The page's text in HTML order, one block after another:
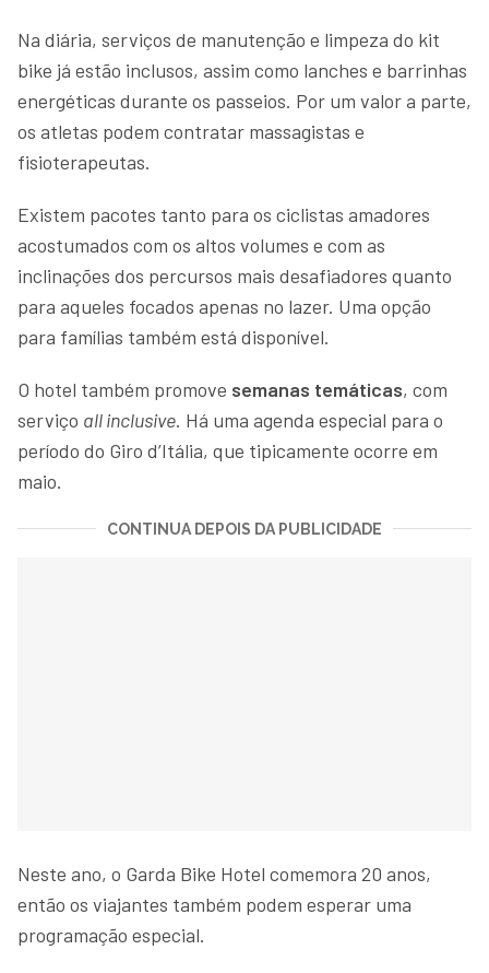
Na diária, serviços de manutenção e limpeza do kit
bike já estão inclusos, assim como lanches e barrinhas
energéticas durante os passeios. Por um valor a parte,
os atletas podem contratar massagistas e
fisioterapeutas.
Existem pacotes tanto para os ciclistas amadores
acostumados com os altos volumes e com as
inclinações dos percursos mais desafiadores quanto
para aqueles focados apenas no lazer. Uma opção
para famílias também está disponível.
O hotel também promove semanas temáticas, com
serviço all inclusive. Há uma agenda especial para o
período do Giro d’Itália, que tipicamente ocorre em
maio.
CONTINUA DEPOIS DA PUBLICIDADE
Neste ano, o Garda Bike Hotel comemora 20 anos,
então os viajantes também podem esperar uma
programação especial.